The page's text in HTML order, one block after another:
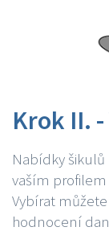
Krok II.
Nabídky šikulů
vaším
Vybírat
hodnocení